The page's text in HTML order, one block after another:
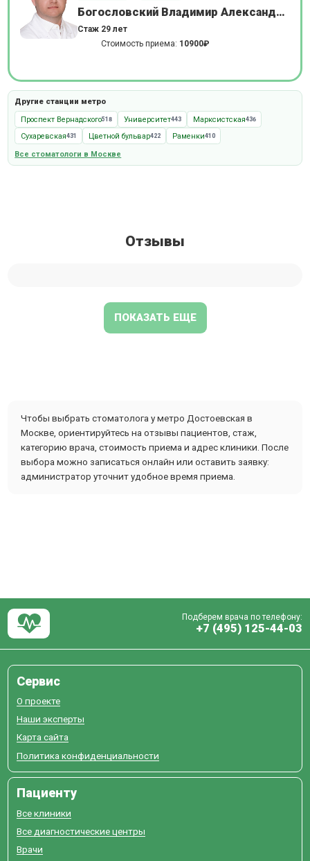
Богословский Владимир Александрович
Стаж 29 лет
Стоимость приема: 10900₽
Другие станции метро
Проспект Вернадского518 Университет443 Марксистская436
Сухаревская431 Цветной бульвар422 Раменки410
Все стоматологи в Москве
Отзывы
ПОКАЗАТЬ ЕЩЕ
Чтобы выбрать стоматолога у метро Достоевская в
Москве, ориентируйтесь на отзывы пациентов, стаж,
категорию врача, стоимость приема и адрес клиники. После
выбора можно записаться онлайн или оставить заявку:
администратор уточнит удобное время приема.
Подберем врача по телефону:
+7 (495) 125-44-03
Сервис
О проекте
Наши эксперты
Карта сайта
Политика конфиденциальности
Пациенту
Все клиники
Все диагностические центры
Врачи